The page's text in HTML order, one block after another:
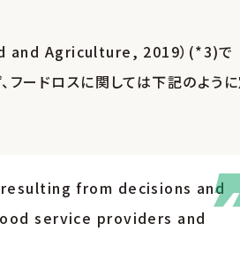
and Agriculture, 2019）(*3)で
フードロスに関しては下記のよう
from decisions and
service providers and